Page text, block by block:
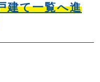
建て一覧へ進